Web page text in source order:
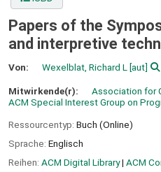
Papers of the
and interpretive
Von: Wexelblat, Richard L [aut]
Mitwirkende(r): Association for
ACM Special Interest Group on
Ressourcentyp: Buch (Online)
Sprache: Englisch
Reihen: ACM Digital Library| ACM